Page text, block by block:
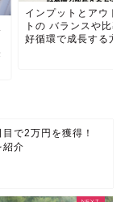
DCAPサイクルとは
ットビジネスや複合
で2万円を獲得！
紹介